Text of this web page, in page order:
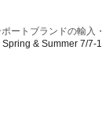
ートブランドの輸入
& Summer 7/7-